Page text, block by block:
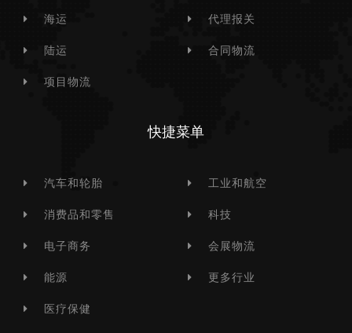
海运
陆运
项目物流
代理报关
合同物流
快捷菜单
汽车和轮胎
消费品和零售
电子商务
能源
医疗保健
工业和航空
科技
会展物流
更多行业